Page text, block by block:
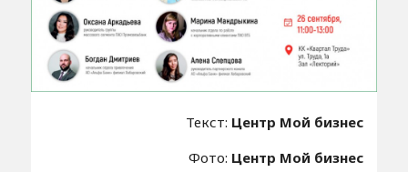
Текст: Центр Мой бизнес
Фото: Центр Мой бизнес